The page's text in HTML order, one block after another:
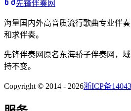
先锋伴奏网
海量国内外高音质流行歌曲专业伴
和求伴奏。
先锋伴奏网 原名东海骄子伴奏网 ，
持不变。
Copyright © 2014 - 2026浙ICP备